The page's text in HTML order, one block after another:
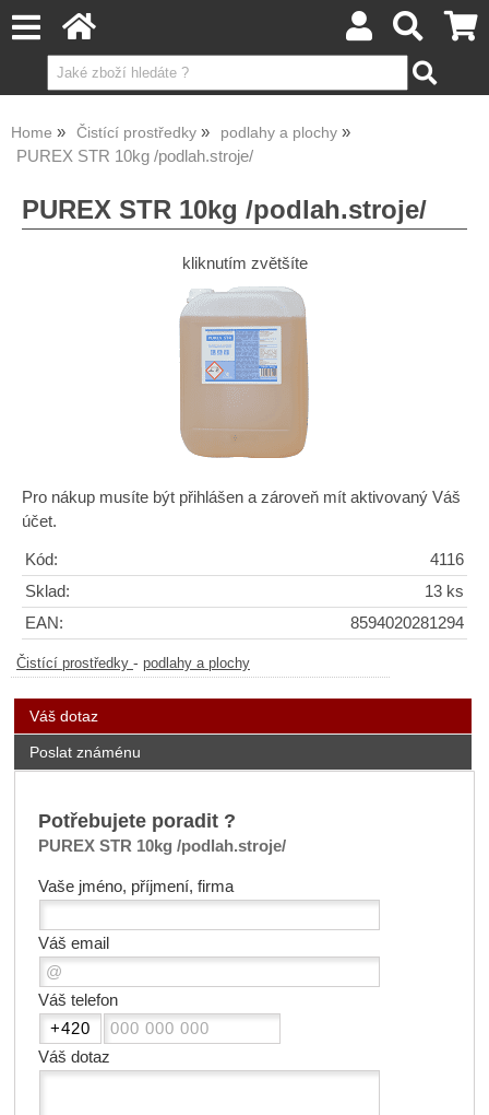
Home Čistící prostředky podlahy a plochy
PUREX STR 10kg /podlah.stroje/
PUREX STR 10kg /podlah.stroje/
kliknutím zvětšíte
Pro nákup musíte být přihlášen a zároveň mít aktivovaný Váš
účet.
Kód:
4116
Sklad:
13 ks
EAN:
8594020281294
Čistící prostředky - podlahy a plochy
Váš dotaz
Poslat známénu
Potřebujete poradit ?
PUREX STR 10kg /podlah.stroje/
Vaše jméno, příjmení, firma
Váš email
Váš telefon
Váš dotaz